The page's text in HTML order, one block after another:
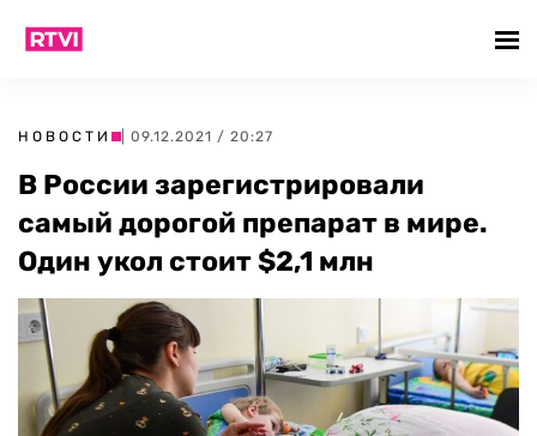
НОВОСТИ | 09.12.2021 / 20:27
В России зарегистрировали
самый дорогой препарат в мире.
Один укол стоит $2,1 млн